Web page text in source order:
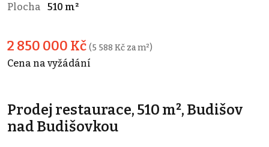
Plocha
510 m²
2 850 000 Kč (5 588 Kč za m²)
Cena na vyžádání
Prodej restaurace, 510 m², Budišov
nad Budišovkou